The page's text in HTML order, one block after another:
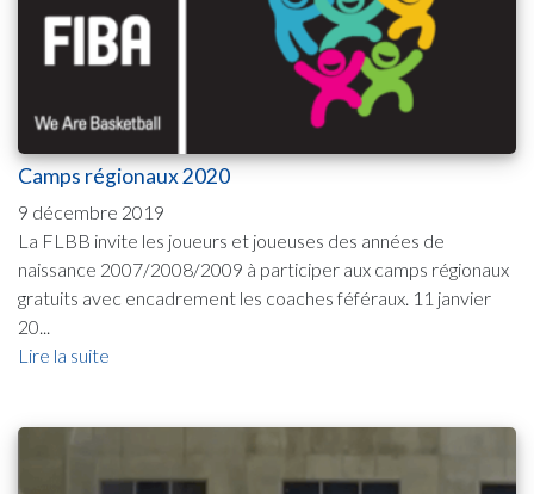
Camps régionaux 2020
9 décembre 2019
La FLBB invite les joueurs et joueuses des années de
naissance 2007/2008/2009 à participer aux camps régionaux
gratuits avec encadrement les coaches féféraux. 11 janvier
20...
Lire la suite